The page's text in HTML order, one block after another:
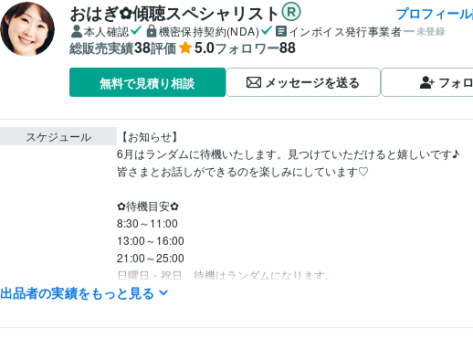
おはぎ✿傾聴スペシャリスト プロフィー
本人確認 機密保持契約(NDA) インボイス発行事業者 未登録
総販売実績38評価 5.0フォロワー88
無料で見積り相談 メッセージを送る フォ
スケジュール
【お知らせ】
6月はランダムに待機いたします。見つけていただけると嬉しいです♪
皆さまとお話しができるのを楽しみにしています♡
✿待機目安✿
8:30～11:00
13:00～16:00
21:00～25:00
日曜日・祝日　待機はランダムになります。
出品者の実績をもっと見る